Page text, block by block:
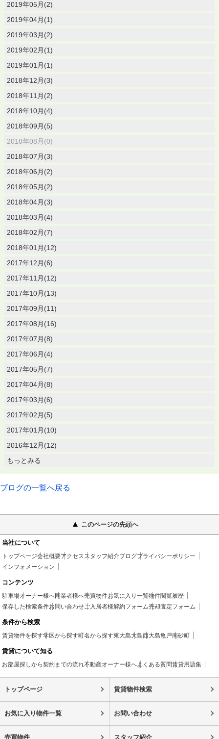
2019年05月(2)
2019年04月(1)
2019年03月(2)
2019年02月(1)
2019年01月(1)
2018年12月(3)
2018年11月(2)
2018年10月(4)
2018年09月(5)
2018年08月(0)
2018年07月(3)
2018年06月(2)
2018年05月(2)
2018年04月(3)
2018年03月(4)
2018年02月(7)
2018年01月(12)
2017年12月(6)
2017年11月(12)
2017年10月(13)
2017年09月(11)
2017年08月(16)
2017年07月(8)
2017年06月(4)
2017年05月(7)
2017年04月(8)
2017年03月(6)
2017年02月(5)
2017年01月(10)
2016年12月(12)
もっとみる
ブログの一覧へ戻る
このページの先頭へ
当社について
トップページ会社概要アクセス スタッフ紹介ブログプライバシーポリシー
インフォメーション
コンテンツ
駐車場オーナー様へ同業者様へ売買物件お気に入り一覧物件閲覧履歴
保存した検索条件お問い合わせご入居者様解約フォーム売却査定フォーム
条件から検索
賃貸物件を探す学区から探す町名から探す東大島大島西大島亀戸南砂町
賃貸について知る
お部屋探しから契約までの流れ不動産オーナー様へよくある質問賃貸用語集
トップページ 賃貸物件検索
お気に入り物件一覧 お問い合わせ
売買物件 スタッフ紹介